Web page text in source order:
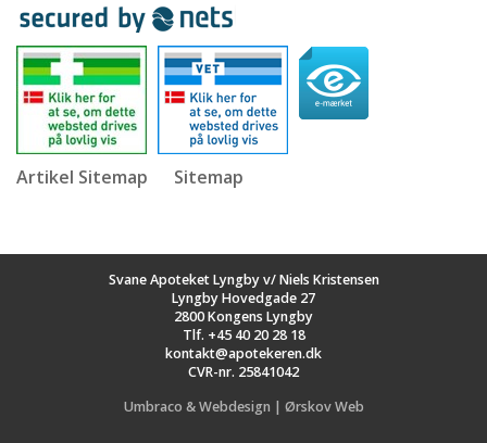
Artikel Sitemap Sitemap
Svane Apoteket Lyngby v/ Niels Kristensen
Lyngby Hovedgade 27
2800 Kongens Lyngby
Tlf. +45 40 20 28 18
kontakt@apotekeren.dk
CVR-nr. 25841042
Umbraco & Webdesign | Ørskov Web